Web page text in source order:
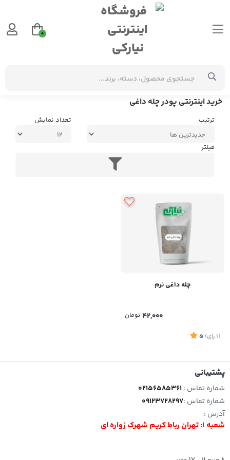
برچسب‌ها خرید اینترنتی پودر چله داغی
خرید اینترنتی پودر چله داغی
ترتیب تعداد نمایش
فیلتر
چله داغی نرم
42,000 تومان
(1 رای)
5
پشتیبانی
شماره تماس :02156585361
شماره تماس :09123728297
آدرس :
شعبه 1: تهران رباط کریم شهرک زواره ای
0